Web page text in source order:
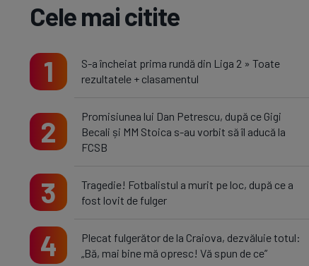
Cele mai citite
1
S-a încheiat prima rundă din Liga 2 » Toate
rezultatele + clasamentul
2
Promisiunea lui Dan Petrescu, după ce Gigi
Becali și MM Stoica s-au vorbit să îl aducă la
FCSB
3
Tragedie! Fotbalistul a murit pe loc, după ce a
fost lovit de fulger
4
Plecat fulgerător de la Craiova, dezvăluie totul:
„Bă, mai bine mă opresc! Vă spun de ce”